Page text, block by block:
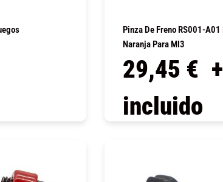
Pinza De Freno RS001-
Naranja Para MI3
29,45 €
incluido